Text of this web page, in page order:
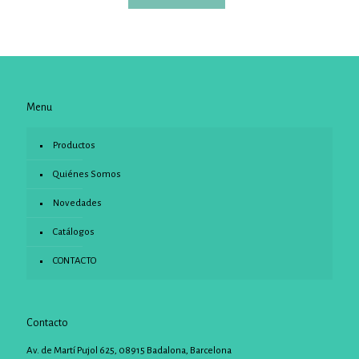
Menu
Productos
Quiénes Somos
Novedades
Catálogos
CONTACTO
Contacto
Av. de Martí Pujol 625, 08915 Badalona, Barcelona